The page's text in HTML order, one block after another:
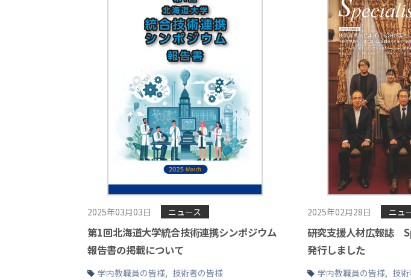
2025年03月03日 ニュース
第1回北海道大学統合技術連携シンポジウム
報告書の掲載について
学内教職員の皆様, 技術者の皆様
2025年02月28日 ニュ
研究支援人材広報誌
発行しました
学内教職員の皆様, 技